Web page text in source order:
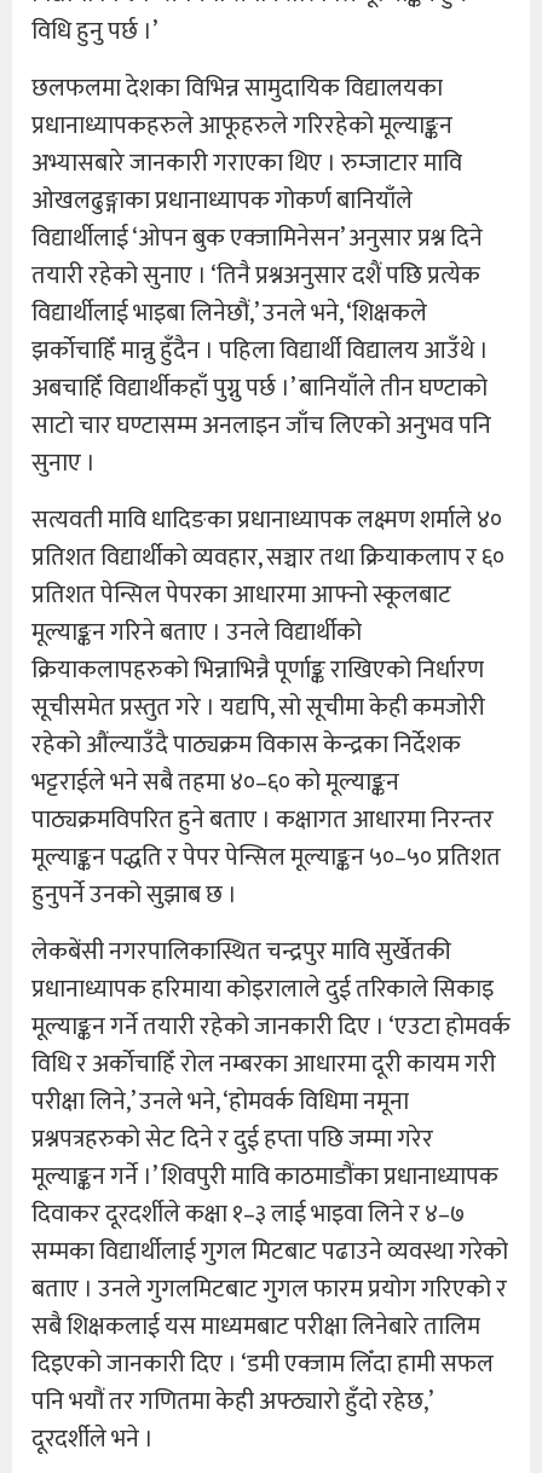
विधि हुनु पर्छ ।’
छलफलमा देशका विभिन्न सामुदायिक विद्यालयका
प्रधानाध्यापकहरुले आफूहरुले गरिरहेको मूल्याङ्कन
अभ्यासबारे जानकारी गराएका थिए । रुम्जाटार मावि
ओखलढुङ्गाका प्रधानाध्यापक गोकर्ण बानियाँले
विद्यार्थीलाई ‘ओपन बुक एक्जामिनेसन’ अनुसार प्रश्न दिने
तयारी रहेको सुनाए । ‘तिनै प्रश्नअनुसार दशैं पछि प्रत्येक
विद्यार्थीलाई भाइबा लिनेछौं,’ उनले भने, ‘शिक्षकले
झर्काेचाहिँ मान्नु हुँदैन । पहिला विद्यार्थी विद्यालय आउँथे ।
अबचाहिँ विद्यार्थीकहाँ पुग्नु पर्छ ।’ बानियाँले तीन घण्टाको
साटो चार घण्टासम्म अनलाइन जाँच लिएको अनुभव पनि
सुनाए ।
सत्यवती मावि धादिङका प्रधानाध्यापक लक्ष्मण शर्माले ४०
प्रतिशत विद्यार्थीको व्यवहार, सञ्चार तथा क्रियाकलाप र ६०
प्रतिशत पेन्सिल पेपरका आधारमा आफ्नो स्कूलबाट
मूल्याङ्कन गरिने बताए । उनले विद्यार्थीको
क्रियाकलापहरुको भिन्नाभिन्नै पूर्णाङ्क राखिएको निर्धारण
सूचीसमेत प्रस्तुत गरे । यद्यपि, सो सूचीमा केही कमजोरी
रहेको औंल्याउँदै पाठ्यक्रम विकास केन्द्रका निर्देशक
भट्टराईले भने सबै तहमा ४०–६० को मूल्याङ्कन
पाठ्यक्रमविपरित हुने बताए । कक्षागत आधारमा निरन्तर
मूल्याङ्कन पद्धति र पेपर पेन्सिल मूल्याङ्कन ५०–५० प्रतिशत
हुनुपर्ने उनको सुझाब छ ।
लेकबेंसी नगरपालिकास्थित चन्द्रपुर मावि सुर्खेतकी
प्रधानाध्यापक हरिमाया कोइरालाले दुई तरिकाले सिकाइ
मूल्याङ्कन गर्ने तयारी रहेको जानकारी दिए । ‘एउटा होमवर्क
विधि र अर्काेचाहिँ रोल नम्बरका आधारमा दूरी कायम गरी
परीक्षा लिने,’ उनले भने, ‘होमवर्क विधिमा नमूना
प्रश्नपत्रहरुको सेट दिने र दुई हप्ता पछि जम्मा गरेर
मूल्याङ्कन गर्ने ।’ शिवपुरी मावि काठमाडौंका प्रधानाध्यापक
दिवाकर दूरदर्शीले कक्षा १–३ लाई भाइवा लिने र ४–७
सम्मका विद्यार्थीलाई गुगल मिटबाट पढाउने व्यवस्था गरेको
बताए । उनले गुगलमिटबाट गुगल फारम प्रयोग गरिएको र
सबै शिक्षकलाई यस माध्यमबाट परीक्षा लिनेबारे तालिम
दिइएको जानकारी दिए । ‘डमी एक्जाम लिँदा हामी सफल
पनि भयौं तर गणितमा केही अफ्ठ्यारो हुँदो रहेछ,’
दूरदर्शीले भने ।